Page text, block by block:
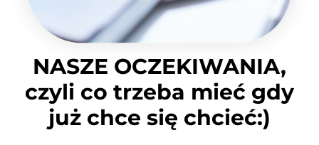
NASZE OCZEKIWANIA,
czyli co trzeba mieć gdy
już chce się chcieć:)